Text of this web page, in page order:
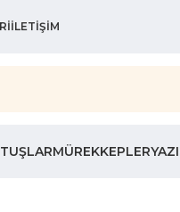
İLETIŞIM
MÜREKKEPLER